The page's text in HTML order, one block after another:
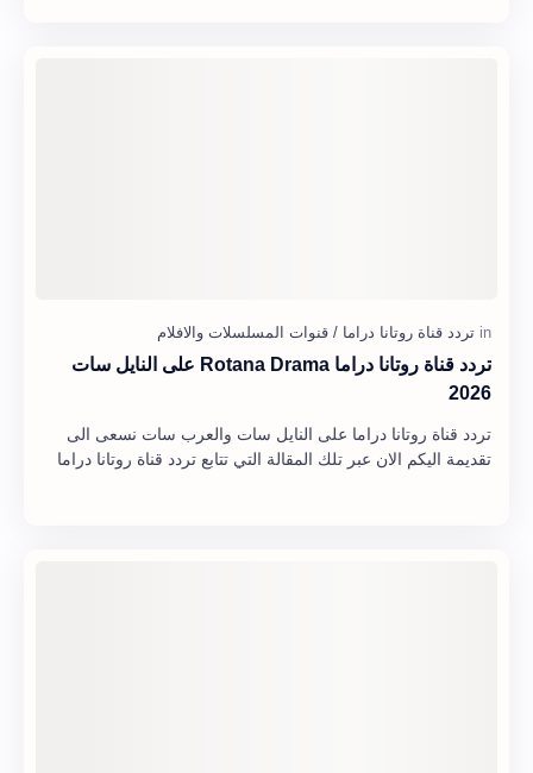
تردد قناة روتانا دراما Rotana Drama على النايل سات
2026
تردد قناة روتانا دراما على النايل سات والعرب سات نسعى الى
تقديمة اليكم الان عبر تلك المقالة التي تتابع تردد قناة روتانا دراما